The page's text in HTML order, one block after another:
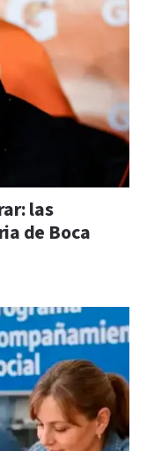
las
de Boca